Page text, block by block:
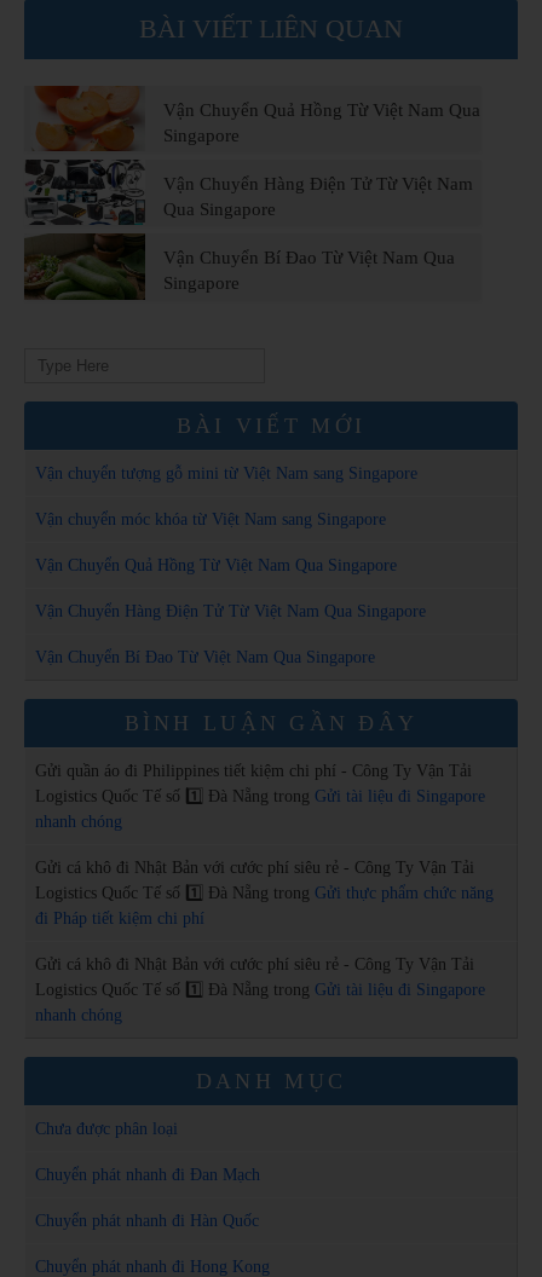
BÀI VIẾT LIÊN QUAN
Vận Chuyển Quả Hồng Từ Việt Nam Qua
Singapore
Vận Chuyển Hàng Điện Tử Từ Việt Nam
Qua Singapore
Vận Chuyển Bí Đao Từ Việt Nam Qua
Singapore
Search
BÀI VIẾT MỚI
Vận chuyển tượng gỗ mini từ Việt Nam sang Singapore
Vận chuyển móc khóa từ Việt Nam sang Singapore
Vận Chuyển Quả Hồng Từ Việt Nam Qua Singapore
Vận Chuyển Hàng Điện Tử Từ Việt Nam Qua Singapore
Vận Chuyển Bí Đao Từ Việt Nam Qua Singapore
BÌNH LUẬN GẦN ĐÂY
Gửi quần áo đi Philippines tiết kiệm chi phí - Công Ty Vận Tải
Logistics Quốc Tế số 1️⃣ Đà Nẵng trong Gửi tài liệu đi Singapore
nhanh chóng
Gửi cá khô đi Nhật Bản với cước phí siêu rẻ - Công Ty Vận Tải
Logistics Quốc Tế số 1️⃣ Đà Nẵng trong Gửi thực phẩm chức năng
đi Pháp tiết kiệm chi phí
Gửi cá khô đi Nhật Bản với cước phí siêu rẻ - Công Ty Vận Tải
Logistics Quốc Tế số 1️⃣ Đà Nẵng trong Gửi tài liệu đi Singapore
nhanh chóng
DANH MỤC
Chưa được phân loại
Chuyển phát nhanh đi Đan Mạch
Chuyển phát nhanh đi Hàn Quốc
Chuyển phát nhanh đi Hong Kong